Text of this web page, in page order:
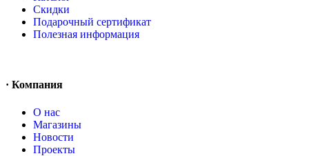
Скидки
Подарочный сертификат
Полезная информация
· Компания
О нас
Магазины
Новости
Проекты